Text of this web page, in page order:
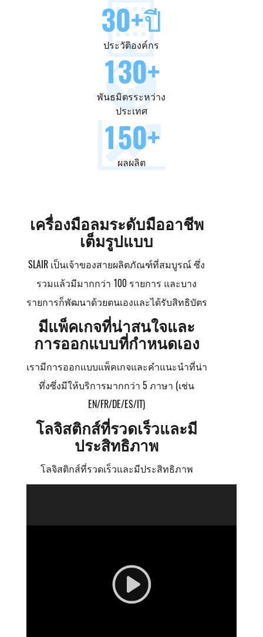
30+ปี
ประวัติองค์กร
130+
พันธมิตรระหว่าง
ประเทศ
150+
ผลผลิต
เครื่องมือลมระดับมืออาชีพ
เต็มรูปแบบ
SLAIR เป็นเจ้าของสายผลิตภัณฑ์ที่สมบูรณ์ ซึ่ง
รวมแล้วมีมากกว่า 100 รายการ และบาง
รายการก็พัฒนาด้วยตนเองและได้รับสิทธิบัตร
มีแพ็คเกจที่น่าสนใจและ
การออกแบบที่กำหนดเอง
เรามีการออกแบบแพ็คเกจและคำแนะนำที่น่า
ทึ่งซึ่งมีให้บริการมากกว่า 5 ภาษา (เช่น
EN/FR/DE/ES/IT)
โลจิสติกส์ที่รวดเร็วและมี
ประสิทธิภาพ
โลจิสติกส์ที่รวดเร็วและมีประสิทธิภาพ